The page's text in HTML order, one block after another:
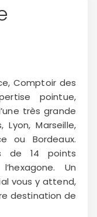
Comptoir des
pointue,
très grande
Lyon, Marseille,
ou Bordeaux.
de 14 points
Un
vous y attend,
destination de